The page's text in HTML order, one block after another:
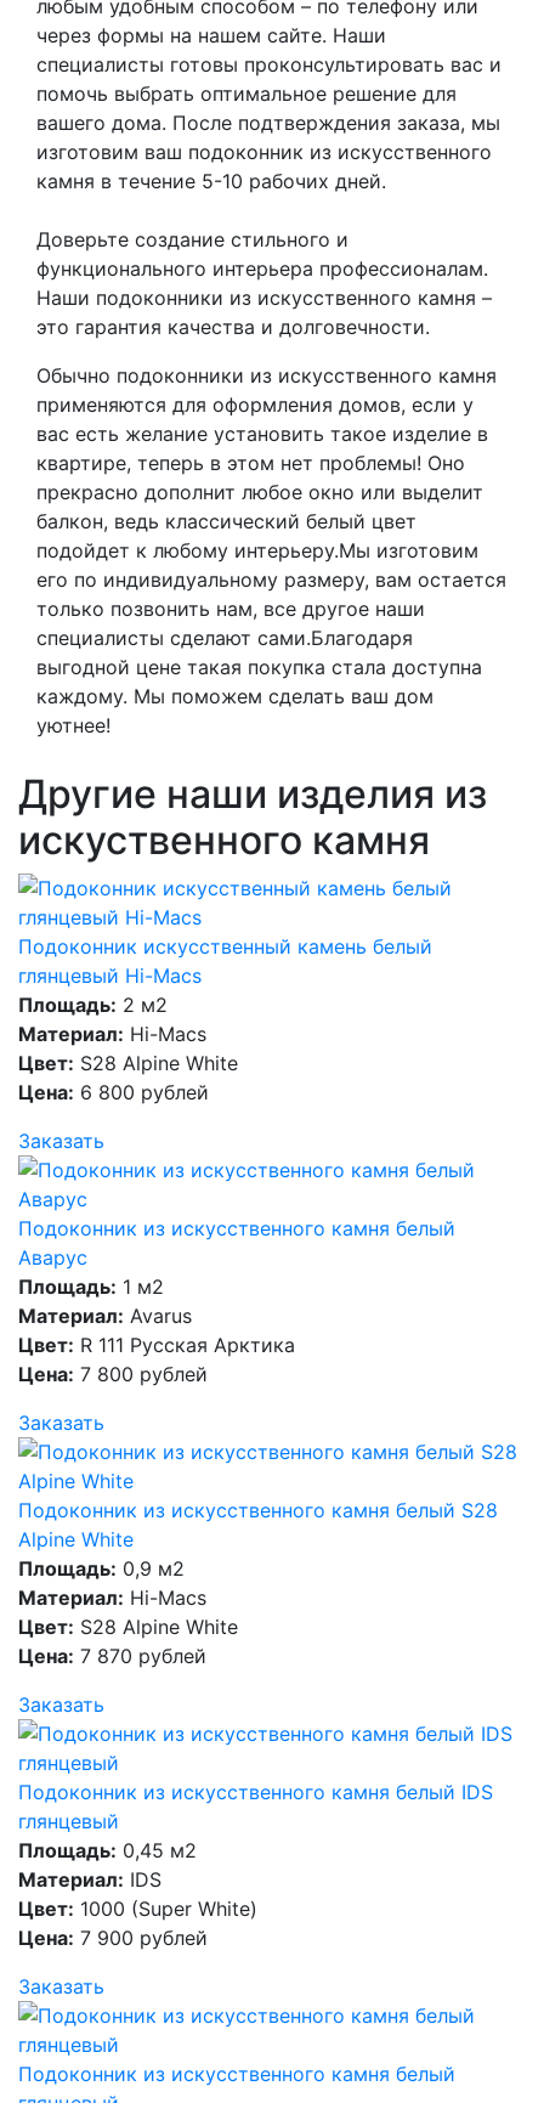
любым удобным способом – по телефону или
через формы на нашем сайте. Наши
специалисты готовы проконсультировать вас и
помочь выбрать оптимальное решение для
вашего дома. После подтверждения заказа, мы
изготовим ваш подоконник из искусственного
камня в течение 5-10 рабочих дней.
Доверьте создание стильного и
функционального интерьера профессионалам.
Наши подоконники из искусственного камня –
это гарантия качества и долговечности.
Обычно подоконники из искусственного камня
применяются для оформления домов, если у
вас есть желание установить такое изделие в
квартире, теперь в этом нет проблемы! Оно
прекрасно дополнит любое окно или выделит
балкон, ведь классический белый цвет
подойдет к любому интерьеру.Мы изготовим
его по индивидуальному размеру, вам остается
только позвонить нам, все другое наши
специалисты сделают сами.Благодаря
выгодной цене такая покупка стала доступна
каждому. Мы поможем сделать ваш дом
уютнее!
Другие наши изделия из
искуственного камня
Подоконник искусственный камень белый
глянцевый Hi-Macs
Площадь: 2 м2
Материал: Hi-Macs
Цвет: S28 Alpine White
Цена: 6 800 рублей
Заказать
Подоконник из искусственного камня белый
Аварус
Площадь: 1 м2
Материал: Avarus
Цвет: R 111 Русская Арктика
Цена: 7 800 рублей
Заказать
Подоконник из искусственного камня белый S28
Alpine White
Площадь: 0,9 м2
Материал: Hi-Macs
Цвет: S28 Alpine White
Цена: 7 870 рублей
Заказать
Подоконник из искусственного камня белый IDS
глянцевый
Площадь: 0,45 м2
Материал: IDS
Цвет: 1000 (Super White)
Цена: 7 900 рублей
Заказать
Подоконник из искусственного камня белый